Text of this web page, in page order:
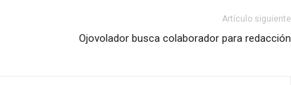
Artículo siguiente
Ojovolador busca colaborador para redacción